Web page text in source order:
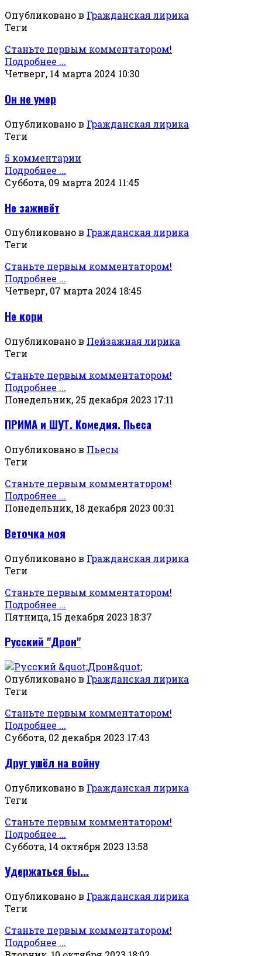
Опубликовано в Гражданская лирика
Теги
Станьте первым комментатором!
Подробнее ...
Четверг, 14 марта 2024 10:30
Он не умер
Опубликовано в Гражданская лирика
Теги
5 комментарии
Подробнее ...
Суббота, 09 марта 2024 11:45
Не заживёт
Опубликовано в Гражданская лирика
Теги
Станьте первым комментатором!
Подробнее ...
Четверг, 07 марта 2024 18:45
Не кори
Опубликовано в Пейзажная лирика
Теги
Станьте первым комментатором!
Подробнее ...
Понедельник, 25 декабря 2023 17:11
ПРИМА и ШУТ. Комедия. Пьеса
Опубликовано в Пьесы
Теги
Станьте первым комментатором!
Подробнее ...
Понедельник, 18 декабря 2023 00:31
Веточка моя
Опубликовано в Гражданская лирика
Теги
Станьте первым комментатором!
Подробнее ...
Пятница, 15 декабря 2023 18:37
Русский "Дрон"
Опубликовано в Гражданская лирика
Теги
Станьте первым комментатором!
Подробнее ...
Суббота, 02 декабря 2023 17:43
Друг ушёл на войну
Опубликовано в Гражданская лирика
Теги
Станьте первым комментатором!
Подробнее ...
Суббота, 14 октября 2023 13:58
Удержаться бы...
Опубликовано в Гражданская лирика
Теги
Станьте первым комментатором!
Подробнее ...